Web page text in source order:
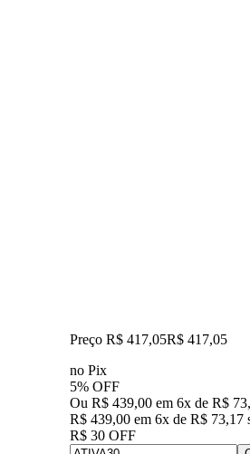
Preço R$ 417,05R$ 417,05
no Pix
5% OFF
Ou R$ 439,00 em 6x de R$
R$ 439,00 em 6x de R$ 73,17
R$ 30 OFF